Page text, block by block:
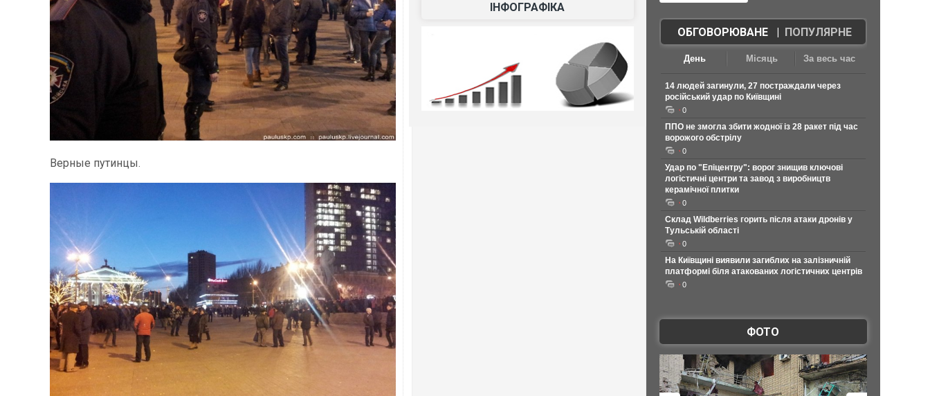
Верные путинцы.
ІНФОГРАФІКА
ОБГОВОРЮВАНЕ| ПОПУЛЯРНЕ
День Місяць За весь час
14 людей загинули, 27 постраждали через
російський удар по Київщині
0
ППО не змогла збити жодної із 28 ракет під час
ворожого обстрілу
0
Удар по "Епіцентру": ворог знищив ключові
логістичні центри та завод з виробництв
керамічної плитки
0
Склад Wildberries горить після атаки дронів у
Тульській області
0
На Київщині виявили загиблих на залізничній
платформі біля атакованих логістичних центрів
0
ФОТО